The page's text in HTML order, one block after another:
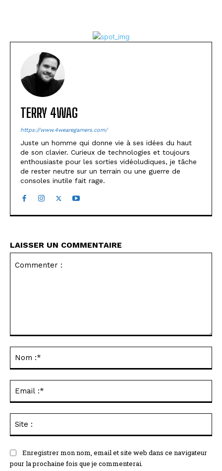
TERRY 4WAG
https://www.4wearegamers.com/
Juste un homme qui donne vie à ses idées du haut
de son clavier. Curieux de technologies et toujours
enthousiaste pour les sorties vidéoludiques, je tâche
de rester neutre sur un terrain ou une guerre de
consoles inutile fait rage.
LAISSER UN COMMENTAIRE
Enregistrer mon nom, email et site web dans ce navigateur
pour la prochaine fois que je commenterai.